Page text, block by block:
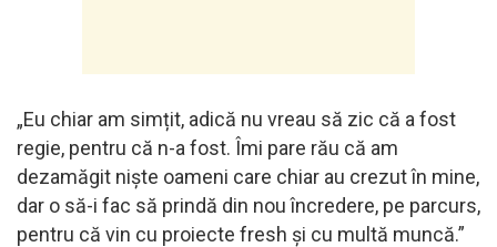
„Eu chiar am simțit, adică nu vreau să zic că a fost
regie, pentru că n-a fost. Îmi pare rău că am
dezamăgit niște oameni care chiar au crezut în mine,
dar o să-i fac să prindă din nou încredere, pe parcurs,
pentru că vin cu proiecte fresh și cu multă muncă.”